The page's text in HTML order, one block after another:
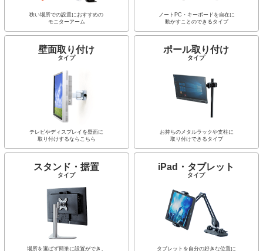
狭い場所での設置におすすめの
モニターアーム
ノートPC・キーボードを自在に
動かすことのできるタイプ
壁面取り付け
タイプ
テレビやディスプレイを壁面に
取り付けするならこちら
ポール取り付け
タイプ
お持ちのメタルラックや支柱に
取り付けできるタイプ
スタンド・据置
タイプ
場所を選ばず簡単に設置ができ、
iPad・タブレット
タイプ
タブレットを自分の好きな位置に